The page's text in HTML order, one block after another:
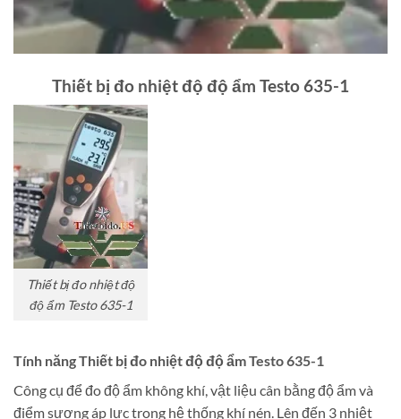
Thiết bị đo nhiệt độ độ ẩm Testo 635-1
Thiết bị đo nhiệt độ
độ ẩm Testo 635-1
Tính năng Thiết bị đo nhiệt độ độ ẩm Testo 635-1
Công cụ để đo độ ẩm không khí, vật liệu cân bằng độ ẩm và
điểm sương áp lực trong hệ thống khí nén. Lên đến 3 nhiệt